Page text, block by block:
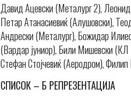
Давид Ацевски (Металург 2),
Петар Атанасиевиќ (Алушовски),
Андрески (Металург), Божидар
(Вардар јуниор), Били Мишевски (КЛ
Стефан Стојчевиќ (Аеродром),
СПИСОК – Б РЕПРЕЗЕНТАЦИЈА